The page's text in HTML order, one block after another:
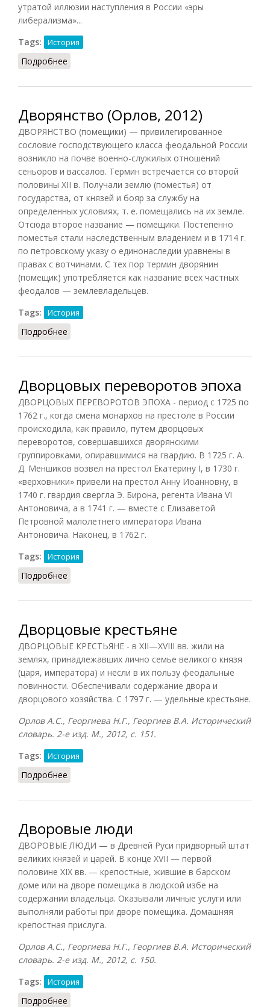
утратой иллюзии наступления в России «эры
либерализма»...
Tags:
История
Подробнее
Дворянство (Орлов, 2012)
ДВОРЯНСТВО (помещики) — привилегированное
сословие господствующего класса феодальной России
возникло на почве военно-служилых отношений
сеньоров и вассалов. Термин встречается со второй
половины XII в. Получали землю (поместья) от
государства, от князей и бояр за службу на
определенных условиях, т. е. помещались на их земле.
Отсюда второе название — помещики. Постепенно
поместья стали наследственным владением и в 1714 г.
по петровскому указу о единонаследии уравнены в
правах с вотчинами. С тех пор термин дворянин
(помещик) употребляется как название всех частных
феодалов — землевладельцев.
Tags:
История
Подробнее
Дворцовых переворотов эпоха
ДВОРЦОВЫХ ПЕРЕВОРОТОВ ЭПОХА - период с 1725 по
1762 г., когда смена монархов на престоле в России
происходила, как правило, путем дворцовых
переворотов, совершавшихся дворянскими
группировками, опиравшимися на гвардию. В 1725 г. А.
Д. Меншиков возвел на престол Екатерину I, в 1730 г.
«верховники» привели на престол Анну Иоанновну, в
1740 г. гвардия свергла Э. Бирона, регента Ивана VI
Антоновича, а в 1741 г. — вместе с Елизаветой
Петровной малолетнего императора Ивана
Антоновича. Наконец, в 1762 г.
Tags:
История
Подробнее
Дворцовые крестьяне
ДВОРЦОВЫЕ КРЕСТЬЯНЕ - в XII—XVIII вв. жили на
землях, принадлежавших лично семье великого князя
(царя, императора) и несли в их пользу феодальные
повинности. Обеспечивали содержание двора и
дворцового хозяйства. С 1797 г. — удельные крестьяне.
Орлов А.С., Георгиева Н.Г., Георгиев В.А. Исторический
словарь. 2-е изд. М., 2012, с. 151.
Tags:
История
Подробнее
Дворовые люди
ДВОРОВЫЕ ЛЮДИ — в Древней Руси придворный штат
великих князей и царей. В конце XVII — первой
половине XIX вв. — крепостные, жившие в барском
доме или на дворе помещика в людской избе на
содержании владельца. Оказывали личные услуги или
выполняли работы при дворе помещика. Домашняя
крепостная прислуга.
Орлов А.С., Георгиева Н.Г., Георгиев В.А. Исторический
словарь. 2-е изд. М., 2012, с. 150.
Tags:
История
Подробнее